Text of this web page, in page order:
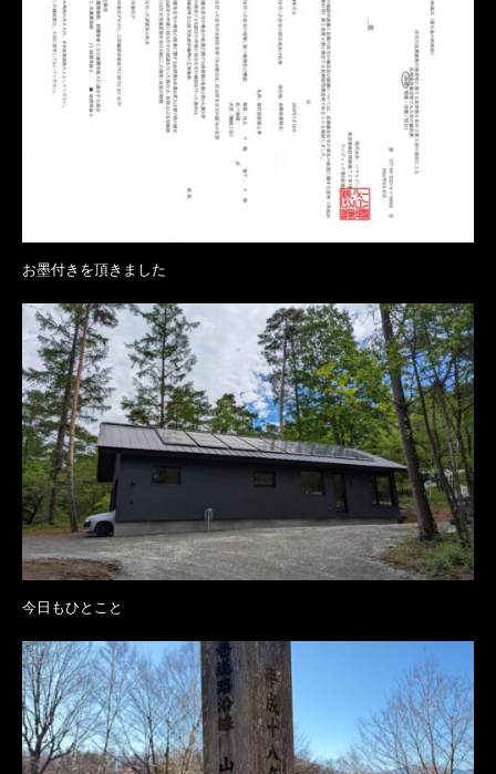
お墨付きを頂きました
今日もひとこと